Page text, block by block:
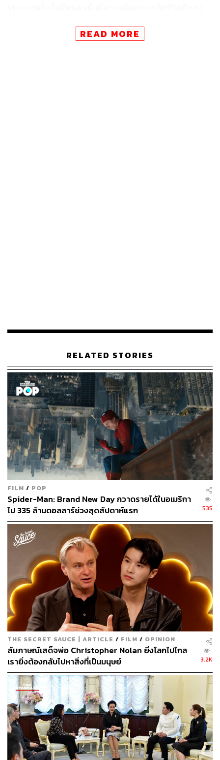
ประเด็นอยู่ที่ว่าAvatarนั้นเป็นหนังที่ขายประสบการณ์เป็น
หลัก เสมือนพาไปทัวร์ธรรมชาติต่างดาวราวกับเราไปอยู่ที่
ดาวแพนดอราจริงๆ ซึ่งตลอดเวลาที่ชมหนังจะมีทั้งสัตว์ป่า
พืชพรรณ ดอกไม้ สิ่งมีชีวิตหน้าตาประหลาด ต้นไม้ที่เรือง
แสงตอนกลางคืน และอีกมากมายเหลือคณานับ การเป็นหนัง
ที่ระหว่างดูและหลังดูจบคนดูเกิดความคิดรักธรรมชาตินั้นจึง
ไม่ใช่เรื่องบังเอิญ แต่เป็นความตั้งใจของคาเมรอนที่มีเหตุผล
ส่วนหนึ่งในการสร้างหนังเรื่องนี้คือ เพื่อให้คนรู้สึกคอนเนกต์
และรักธรรมชาติกับโลกมากขึ้น หวงแหนมัน ตระหนักถึง
ผลลัพธ์ของการกระทำที่อาจทำลายมันทั้งอย่างช้าๆ และ
รวดเร็ว
พอทุกอย่างดีและสวยหรูมากเกินไป (รวมถึงสมจริงมากๆ แม้
เป็น CGI ก็ตาม) คนดูบางคนจึงมองว่ามันคือสรวงสวรรค์
และยิ่งหดหู่เมื่อนำดาวแพนดอรากับวิถีชีวิตชาวนาวีมาเทียบ
กับโลกความเป็นจริงอันโหดร้าย
ในช่วงที่หนังเข้าฉายไป 1-2 ปีแรกจึงเกิดเหตุการณ์นี้ขึ้น คือผู้
ชมคนหนึ่งโพสต์ในฟอรัมหนัง
Avatarที่มีชื่อว่า ‘Three of
Souls’ ว่า “ขอวิธีช่วยรับมือกับความหดหู่ในการวาดฝันว่า
ดาวแพนดอรามีจริงหน่อย” ชายคนนี้คือ Phillippe
Baghdassarian แอดมินของฟอรัมดังกล่าว ซึ่งในทีแรกก็มี
คนมองว่านี่คือเรื่องล้อเล่น ปั่นประสาทแน่ๆ จนภายหลังพบว่า
เป็นเรื่องซีเรียสกว่าที่คิด และอาการนี้มีอยู่จริง ถึงขั้นมีคนเป็น
พันออกมาแสดงตัวว่าพวกเขากำลังประสบอาการเดียวกัน
ผู้ใช้อีกคนนามว่า Elequin ได้กล่าวถึงความสัมพันธ์หมกมุ่น
กับหนังAvatarเช่นกัน “นี่คือสิ่งที่ผมหมกมุ่นในช่วงนี้ การ
เสิร์ชอินเทอร์เน็ตด้วยคำว่า ‘Avatar’ และผมคิดว่ามันช่วยได้
มันเป็นเรื่องยากมากที่ผมจะบังคับตัวเองให้คิดว่านี่เป็นแค่
หนังนะ และข้ามพ้นมันไปได้ด้วยความคิดตบหน้าตัวเองให้
ตื่นว่าผมจะไม่มีวันได้ใช้ชีวิตอย่างชาวนาวีได้”
READ MORE
RELATED STORIES
FILM / POP
Spider-Man: Brand New Day กวาดรายได้ในอเมริกา
ไป 335 ล้านดอลลาร์ช่วงสุดสัปดาห์แรก
535
THE SECRET SAUCE | ARTICLE / FILM / OPINION
สัมภาษณ์เสด็จพ่อ Christopher Nolan ยิ่งโลกไปไกล
เรายิ่งต้องกลับไปหาสิ่งที่เป็นมนุษย์
3.2K